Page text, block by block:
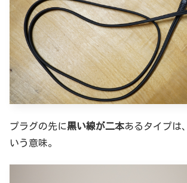
プラグの先に黒い線が二本あるタイプは、
いう意味。